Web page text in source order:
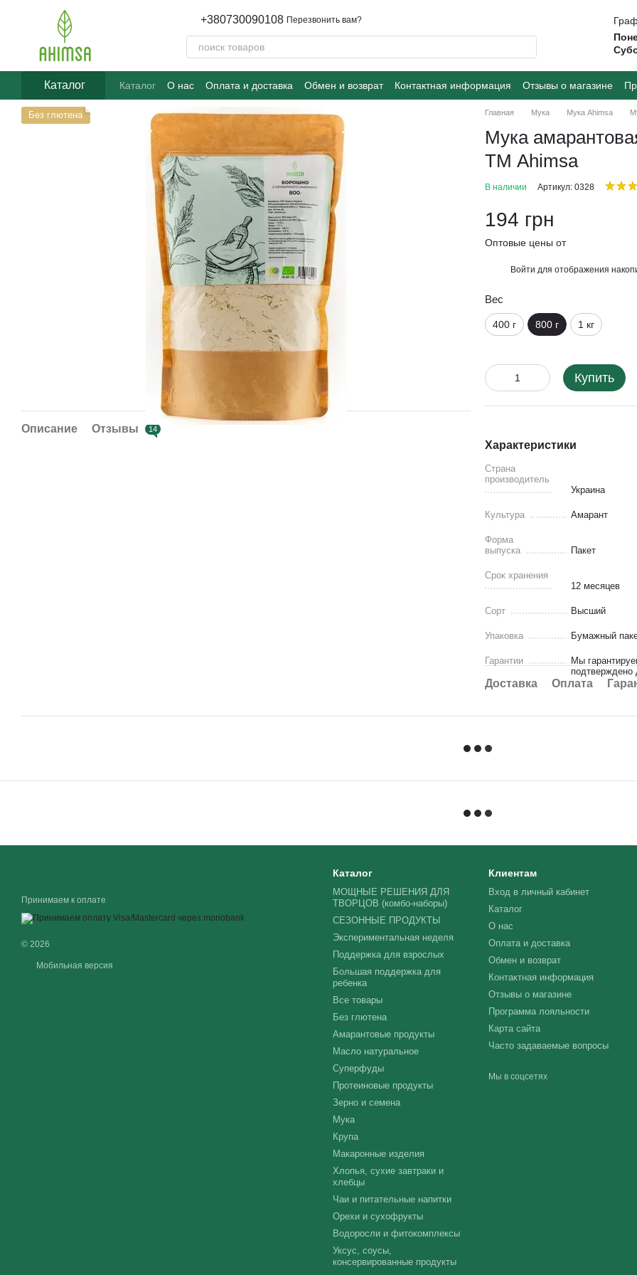
Перейти к основному контенту
+380730090108 Перезвонить вам?
Каталог Каталог О нас Оплата и доставка Обмен и возврат Контактная информация Отзывы о магазине
Часто задаваемые вопросы
Без глютена
Описание Отзывы 14
Главная Мука Мука Ahimsa
Мука
ТМ Ahimsa
В наличии Артикул: 0328
194 грн
Оптовые цены от
Войти для отображения
Вес
400 г 800 г 1 кг
Купить
Характеристики
Страна
производитель
Украина
Культура Амарант
Форма
выпуска
Пакет
Срок хранения
12 месяцев
Сорт Высший
Упаковка Бумажный
Гарантии
Мы
подтверждено
Доставка Оплата
Принимаем к оплате
© 2026
Мобильная версия
Каталог
МОЩНЫЕ РЕШЕНИЯ ДЛЯ
ТВОРЦОВ (комбо-наборы)
СЕЗОННЫЕ ПРОДУКТЫ
Экспериментальная неделя
Поддержка для взрослых
Большая поддержка для
ребенка
Все товары
Без глютена
Амарантовые продукты
Масло натуральное
Суперфуды
Протеиновые продукты
Зерно и семена
Мука
Крупа
Макаронные изделия
Хлопья, сухие завтраки и
хлебцы
Чаи и питательные напитки
Орехи и сухофрукты
Водоросли и фитокомплексы
Уксус, соусы,
консервированные продукты
Клиентам
Вход в личный кабинет
Каталог
О нас
Оплата и доставка
Обмен и возврат
Контактная информация
Отзывы о магазине
Программа лояльности
Карта сайта
Часто задаваемые вопросы
Мы в соцсетях